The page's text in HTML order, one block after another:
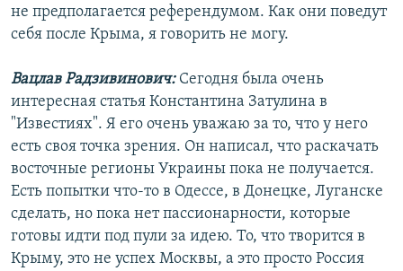
не предполагается референдумом. Как они поведут
себя после Крыма, я говорить не могу.
Вацлав Радзивинович:Сегодня была очень
интересная статья Константина Затулина в
"Известиях". Я его очень уважаю за то, что у него
есть своя точка зрения. Он написал, что раскачать
восточные регионы Украины пока не получается.
Есть попытки что-то в Одессе, в Донецке, Луганске
сделать, но пока нет пассионарности, которые
готовы идти под пули за идею. То, что творится в
Крыму, это не успех Москвы, а это просто Россия